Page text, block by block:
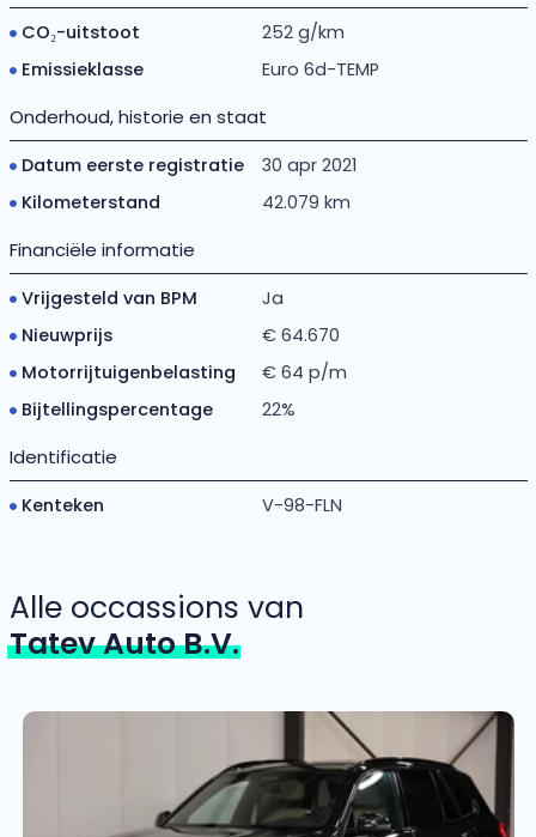
CO₂-uitstoot
252 g/km
Emissieklasse
Euro 6d-TEMP
Onderhoud, historie en staat
Datum eerste registratie
30 apr 2021
Kilometerstand
42.079 km
Financiële informatie
Vrijgesteld van BPM
Ja
Nieuwprijs
€ 64.670
Motorrijtuigenbelasting
€ 64 p/m
Bijtellingspercentage
22%
Identificatie
Kenteken V-98-FLN
Alle occassions van
Tatev Auto B.V.